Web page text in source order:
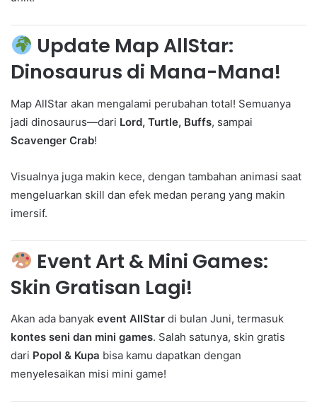
Update Map AllStar:
Dinosaurus di Mana-Mana!
Map AllStar akan mengalami perubahan total! Semuanya
jadi dinosaurus—dari Lord, Turtle, Buffs, sampai
Scavenger Crab!
Visualnya juga makin kece, dengan tambahan animasi saat
mengeluarkan skill dan efek medan perang yang makin
imersif.
Event Art & Mini Games:
Skin Gratisan Lagi!
Akan ada banyak event AllStar di bulan Juni, termasuk
kontes seni dan mini games. Salah satunya, skin gratis
dari Popol & Kupa bisa kamu dapatkan dengan
menyelesaikan misi mini game!